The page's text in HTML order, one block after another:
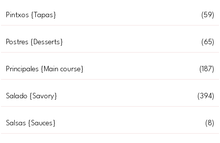
Pintxos {Tapas} (59)
Postres {Desserts} (65)
Principales {Main course} (187)
Salado {Savory} (394)
Salsas {Sauces} (8)